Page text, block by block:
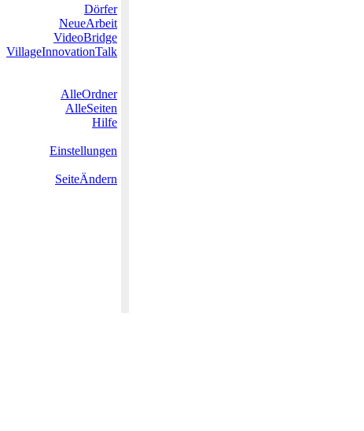
Dörfer
NeueArbeit
VideoBridge
VillageInnovationTalk
AlleOrdner
AlleSeiten
Hilfe
Einstellungen
SeiteÄndern